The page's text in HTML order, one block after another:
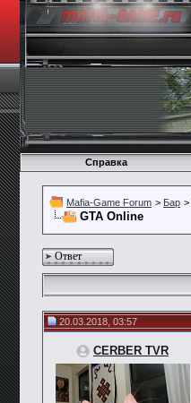
Справка
Mafia-Game Forum > Бар >
GTA Online
Ответ
20.03.2018, 03:57
CERBER TVR